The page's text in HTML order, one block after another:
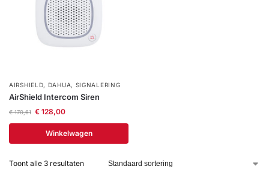
AIRSHIELD, DAHUA, SIGNALERING
AirShield Intercom Siren
€170,61 €128,00
Winkelwagen
Toont alle 3 resultaten